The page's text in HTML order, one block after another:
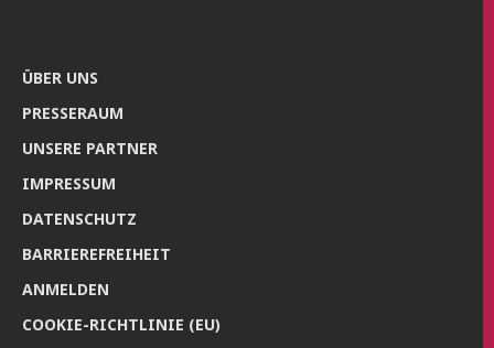
ÜBER UNS
PRES­SE­RAUM
UNSE­RE PARTNER
IMPRES­SUM
DATEN­SCHUTZ
BAR­RIE­RE­FREI­HEIT
ANMEL­DEN
COO­KIE-RICH­T­­LI­­NIE (EU)